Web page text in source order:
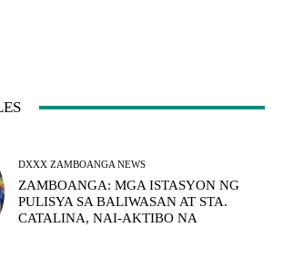
DXXX ZAMBOANGA NEWS
ZAMBOANGA: MGA ISTASYON NG
PULISYA SA BALIWASAN AT STA.
CATALINA, NAI-AKTIBO NA